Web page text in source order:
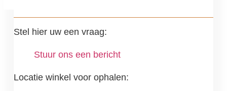
Stel hier uw een vraag:
Stuur ons een bericht
Locatie winkel voor ophalen: